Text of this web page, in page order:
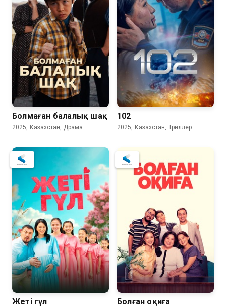
Болмаған балалық шақ
2025, Казахстан, Драма
102
2025, Казахстан, Триллер
Жеті гүл Болған оқиға